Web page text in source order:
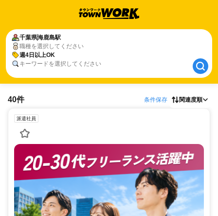
千葉県海鹿島駅
職種を選択してください
週4日以上OK
キーワードを選択してください
千葉県海鹿島駅
週4日以上OK
40件 条件保存 関連度順
派遣社員